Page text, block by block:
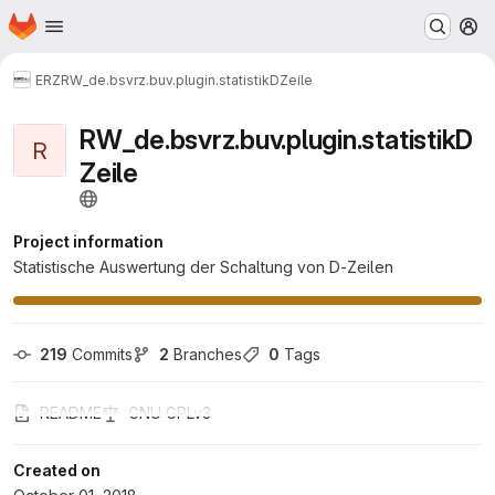
Skip to main content
Homepage
ERZRW_de.bsvrz.buv.plugin.statistikDZeile
R
RW_de.bsvrz.buv.plugin.statistikD
Zeile
Project information
Statistische Auswertung der Schaltung von D-Zeilen
219 Commits 2 Branches 0 Tags
README GNU GPLv3
Created on